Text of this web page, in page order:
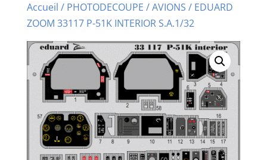
Accueil / PHOTODECOUPE /AVIONS / EDUARD
ZOOM 33117 P-51K INTERIOR S.A.1/32